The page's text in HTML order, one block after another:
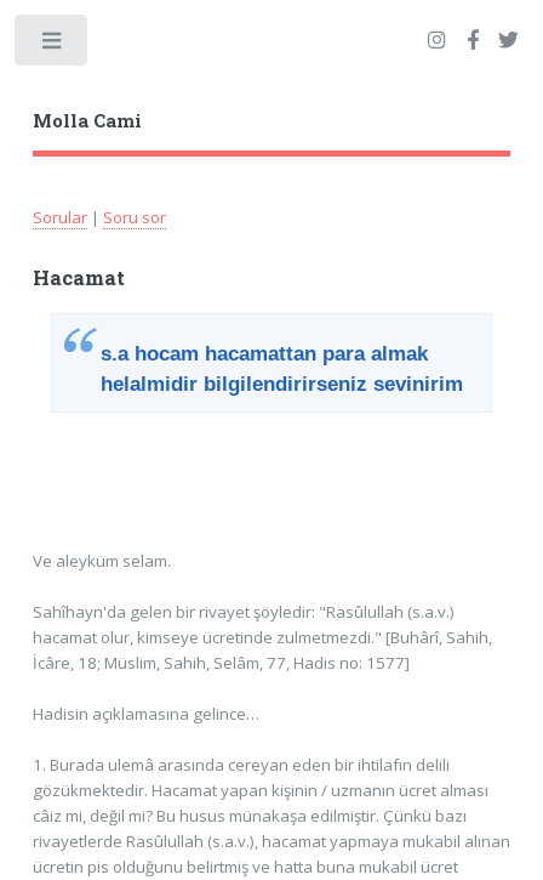
Molla Cami
Sorular| Soru sor
Hacamat
s.a hocam hacamattan para almak
helalmidir bilgilendirirseniz sevinirim
Ve aleyküm selam.
Sahîhayn'da gelen bir rivayet şöyledir: "Rasûlullah (s.a.v.)
hacamat olur, kimseye ücretinde zulmetmezdi." [Buhârî, Sahih,
İcâre, 18; Müslim, Sahih, Selâm, 77, Hadis no: 1577]
Hadisin açıklamasına gelince…
1. Burada ulemâ arasında cereyan eden bir ihtilafın delili
gözükmektedir. Hacamat yapan kişinin / uzmanın ücret alması
câiz mi, değil mi? Bu husus münakaşa edilmiştir. Çünkü bazı
rivayetlerde Rasûlullah (s.a.v.), hacamat yapmaya mukabil alınan
ücretin pis olduğunu belirtmiş ve hatta buna mukabil ücret